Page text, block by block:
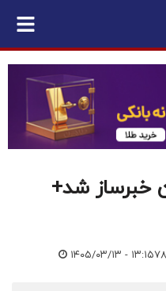
خبرساز شد+
۱۴۰۵/۰۳/۱۳ - ۱۳:۱۵